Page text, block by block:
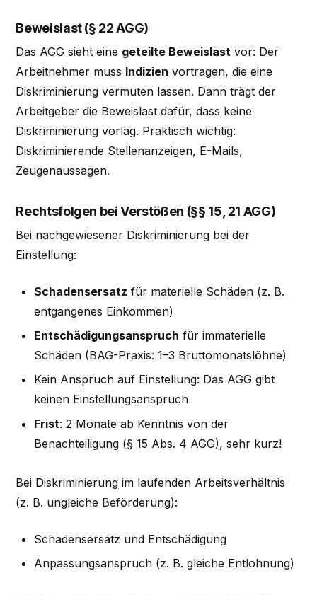
Beweislast (§ 22 AGG)
Das AGG sieht eine geteilte Beweislast vor: Der
Arbeitnehmer muss Indizien vortragen, die eine
Diskriminierung vermuten lassen. Dann trägt der
Arbeitgeber die Beweislast dafür, dass keine
Diskriminierung vorlag. Praktisch wichtig:
Diskriminierende Stellenanzeigen, E-Mails,
Zeugenaussagen.
Rechtsfolgen bei Verstößen (§§ 15, 21 AGG)
Bei nachgewiesener Diskriminierung bei der
Einstellung:
Schadensersatz für materielle Schäden (z. B.
entgangenes Einkommen)
Entschädigungsanspruch für immaterielle
Schäden (BAG-Praxis: 1–3 Bruttomonatslöhne)
Kein Anspruch auf Einstellung: Das AGG gibt
keinen Einstellungsanspruch
Frist: 2 Monate ab Kenntnis von der
Benachteiligung (§ 15 Abs. 4 AGG), sehr kurz!
Bei Diskriminierung im laufenden Arbeitsverhältnis
(z. B. ungleiche Beförderung):
Schadensersatz und Entschädigung
Anpassungsanspruch (z. B. gleiche Entlohnung)